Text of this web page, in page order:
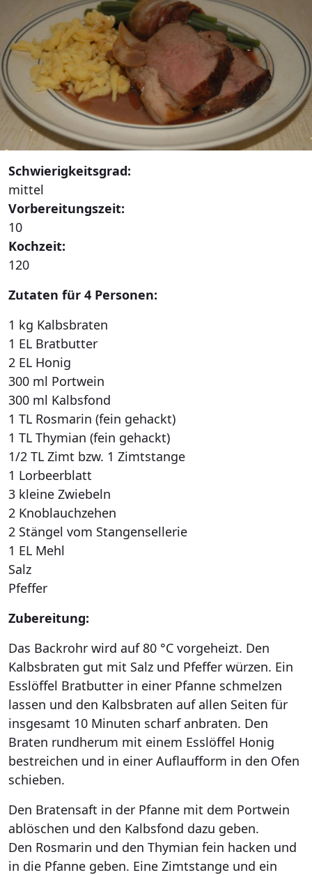
Schwierigkeitsgrad:
mittel
Vorbereitungszeit:
10
Kochzeit:
120
Zutaten für 4 Personen:
1 kg Kalbsbraten
1 EL Bratbutter
2 EL Honig
300 ml Portwein
300 ml Kalbsfond
1 TL Rosmarin (fein gehackt)
1 TL Thymian (fein gehackt)
1/2 TL Zimt bzw. 1 Zimtstange
1 Lorbeerblatt
3 kleine Zwiebeln
2 Knoblauchzehen
2 Stängel vom Stangensellerie
1 EL Mehl
Salz
Pfeffer
Zubereitung:
Das Backrohr wird auf 80 °C vorgeheizt. Den
Kalbsbraten gut mit Salz und Pfeffer würzen. Ein
Esslöffel Bratbutter in einer Pfanne schmelzen
lassen und den Kalbsbraten auf allen Seiten für
insgesamt 10 Minuten scharf anbraten. Den
Braten rundherum mit einem Esslöffel Honig
bestreichen und in einer Auflaufform in den Ofen
schieben.
Den Bratensaft in der Pfanne mit dem Portwein
ablöschen und den Kalbsfond dazu geben.
Den Rosmarin und den Thymian fein hacken und
in die Pfanne geben. Eine Zimtstange und ein